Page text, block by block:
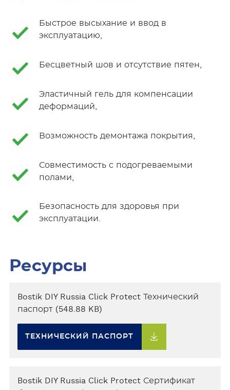
Быстрое высыхание и ввод в
эксплуатацию,
Бесцветный шов и отсутствие пятен,
Эластичный гель для компенсации
деформаций,
Возможность демонтажа покрытия,
Совместимость с подогреваемыми
полами,
Безопасность для здоровья при
эксплуатации.
Ресурсы
Bostik DIY Russia Click Protect Технический
паспорт (548.88 KB)
ТЕХНИЧЕСКИЙ ПАСПОРТ
Bostik DIY Russia Click Protect Сертификат